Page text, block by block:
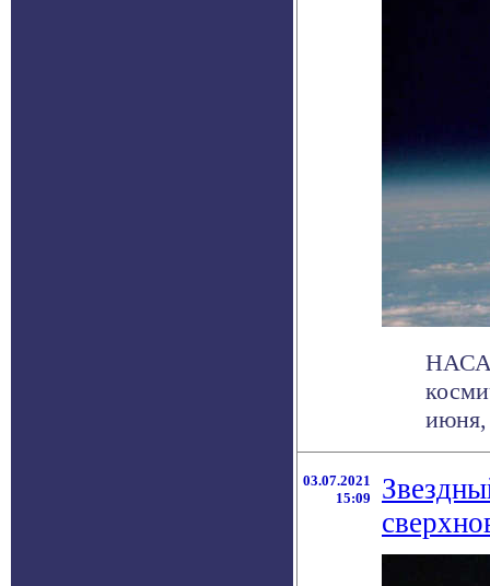
НАСА
июня,
03.07.2021
15:09